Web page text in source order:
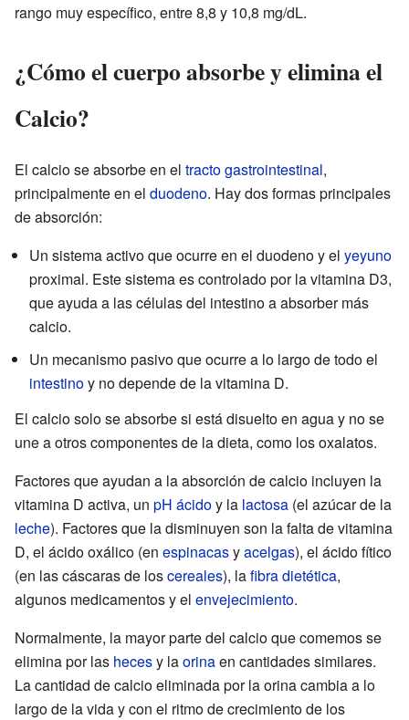
rango muy específico, entre 8,8 y 10,8 mg/dL.
¿Cómo el cuerpo absorbe y elimina el
Calcio?
El calcio se absorbe en el tracto gastrointestinal,
principalmente en el duodeno. Hay dos formas principales
de absorción:
Un sistema activo que ocurre en el duodeno y el yeyuno
proximal. Este sistema es controlado por la vitamina D3,
que ayuda a las células del intestino a absorber más
calcio.
Un mecanismo pasivo que ocurre a lo largo de todo el
intestinoy no depende de la vitamina D.
El calcio solo se absorbe si está disuelto en agua y no se
une a otros componentes de la dieta, como los oxalatos.
Factores que ayudan a la absorción de calcio incluyen la
vitamina D activa, un pH ácidoy la lactosa (el azúcar de la
leche). Factores que la disminuyen son la falta de vitamina
D, el ácido oxálico (en espinacasyacelgas), el ácido fítico
(en las cáscaras de loscereales), lafibra dietética,
algunos medicamentos y el envejecimiento.
Normalmente, la mayor parte del calcio que comemos se
elimina por las hecesy laorinaen cantidades similares.
La cantidad de calcio eliminada por la orina cambia a lo
largo de la vida y con el ritmo de crecimiento de los